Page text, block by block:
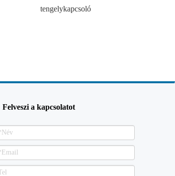
tengelykapcsoló
Felveszi a kapcsolatot